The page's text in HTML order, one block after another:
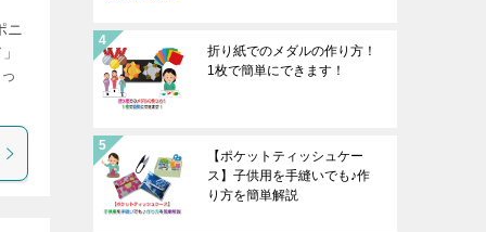
ニ
折り紙でのメダルの作り方！
1枚で簡単にできます！
【ポケットティッシュケー
ス】子供用を手縫いでも♪作
り方を簡単解説